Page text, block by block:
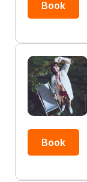
Book
Book